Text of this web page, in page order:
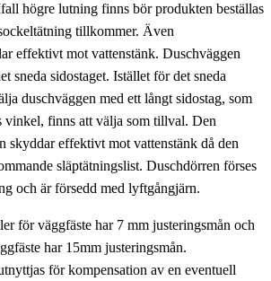
högre lutning finns bör produkten beställas
tillkommer. Även
effektivt mot vattenstänk. Duschväggen
sneda sidostaget. Istället för det sneda
duschväggen med ett långt sidostag, som
vinkel, finns att välja som tillval. Den
skyddar effektivt mot vattenstänk då den
släptätningslist. Duschdörren förses
och är försedd med lyftgångjärn.
för väggfäste har 7 mm justeringsmån och
har 15mm justeringsmån.
för kompensation av en eventuell